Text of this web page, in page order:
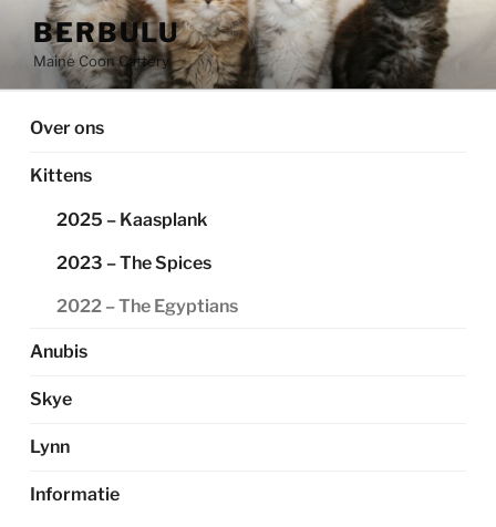
inhoud
BERBULU
Maine Coon Cattery
Over ons
Kittens
2025 – Kaasplank
2023 – The Spices
2022 – The Egyptians
Anubis
Skye
Lynn
Informatie